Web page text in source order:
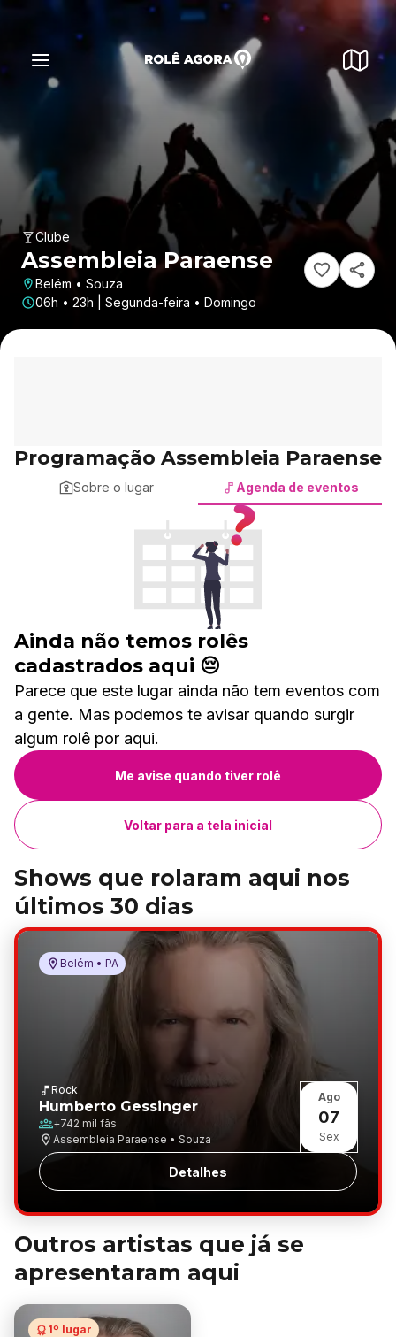
Clube
Assembleia Paraense
Belém • Souza
06h • 23h | Segunda-feira • Domingo
Programação Assembleia Paraense
Sobre o lugar Agenda de eventos
Ainda não temos rolês
cadastrados aqui 😔
Parece que este lugar ainda não tem eventos com
a gente. Mas podemos te avisar quando surgir
algum rolê por aqui.
Me avise quando tiver rolê
Voltar para a tela inicial
Shows que rolaram aqui nos
últimos 30 dias
Belém • PA
Rock
Humberto Gessinger
+742 mil fãs
Assembleia Paraense • Souza
Ago
07
Sex
Detalhes
Outros artistas que já se
apresentaram aqui
1º lugar